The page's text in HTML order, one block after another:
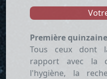
Première quinzaine
Tous ceux dont
rapport avec la
l'hygiène, la